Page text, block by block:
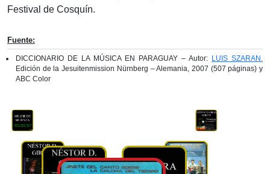
Festival de Cosquín.
Fuente:
DICCIONARIO DE LA MÚSICA EN PARAGUAY – Autor: LUIS SZARAN.
Edición de la Jesuitenmission Nürnberg – Alemania, 2007 (507 páginas) y
ABC Color